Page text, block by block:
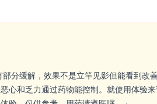
心和乏力通过药物能控制。就使用体验